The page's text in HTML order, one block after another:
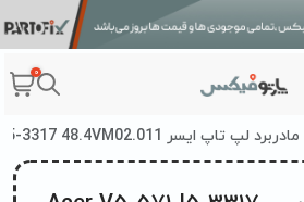
0
مادربرد لپ تاپ ایسر Acer V5-571 I5-3317 48.4VM02.011 بدون گرافیک